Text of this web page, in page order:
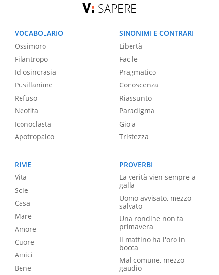
SAPERE
VOCABOLARIO
Ossimoro
Filantropo
Idiosincrasia
Pusillanime
Refuso
Neofita
Iconoclasta
Apotropaico
SINONIMI E CONTRARI
Libertà
Facile
Pragmatico
Conoscenza
Riassunto
Paradigma
Gioia
Tristezza
RIME
Vita
Sole
Casa
Mare
Amore
Cuore
Amici
Bene
PROVERBI
La verità vien sempre a
galla
Uomo avvisato, mezzo
salvato
Una rondine non fa
primavera
Il mattino ha l'oro in
bocca
Mal comune, mezzo
gaudio